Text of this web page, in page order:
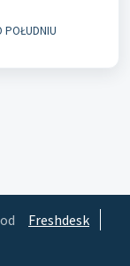
Freshdesk